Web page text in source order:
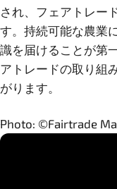
され、フェアトレー
す。持続可能な農業
識を届けることが第
アトレードの取り組
がります。
Photo: ©Fairtrade